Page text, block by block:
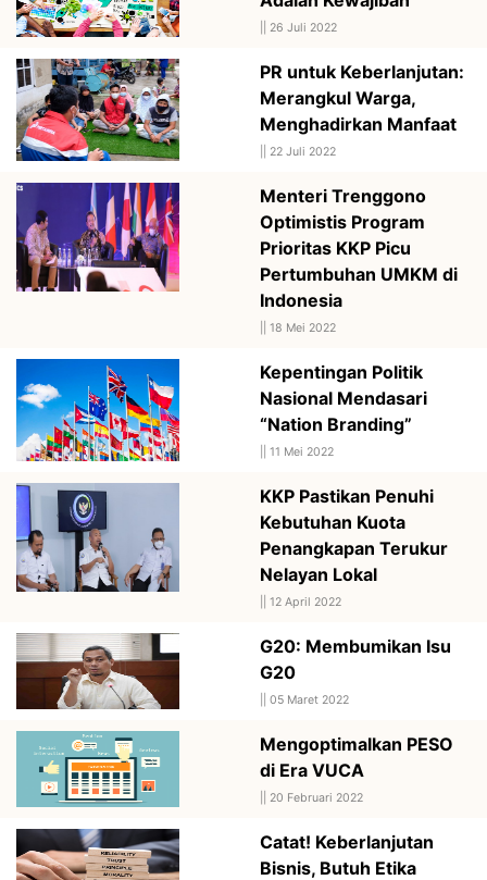
26 Juli 2022
PR untuk Keberlanjutan:
Merangkul Warga,
Menghadirkan Manfaat
22 Juli 2022
Menteri Trenggono
Optimistis Program
Prioritas KKP Picu
Pertumbuhan UMKM di
Indonesia
18 Mei 2022
Kepentingan Politik
Nasional Mendasari
“Nation Branding”
11 Mei 2022
KKP Pastikan Penuhi
Kebutuhan Kuota
Penangkapan Terukur
Nelayan Lokal
12 April 2022
G20: Membumikan Isu
G20
05 Maret 2022
Mengoptimalkan PESO
di Era VUCA
20 Februari 2022
Catat! Keberlanjutan
Bisnis, Butuh Etika